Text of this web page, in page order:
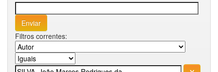
Filtros correntes: